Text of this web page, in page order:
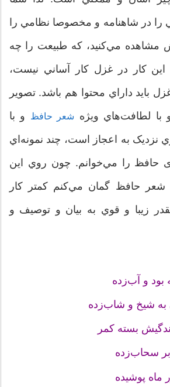
در شاهنامه و مخصوصا نظامي را
مشاهده مي‌کنيد، که طبيعت را چه
اين کار در غزل کار آساني نيست،
بايد داراي محتوا هم باشد. تصوير
با لطافت‌هاي ويژه
شعر حافظ
و با
به اعجاز است، چند نمونه‌اي
حافظ را مي‌خوانم. چون روي اين
حافظ گمان مي‌کنم کمتر کار
زيبا و قوي به بيان و توصيف و
بود و آب‌زده
به شيخ و شاب‌زده
بسته کمر
سحاب‌زده
ماه پوشيده